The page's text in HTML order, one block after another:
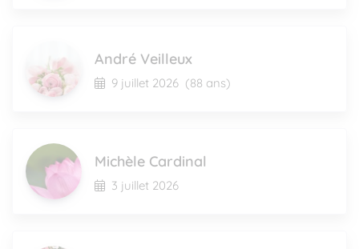
André Veilleux
9 juillet 2026 (88 ans)
Michèle Cardinal
3 juillet 2026